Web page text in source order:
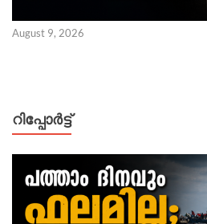
August 9, 2026
റിപ്പോര്‍ട്ട്